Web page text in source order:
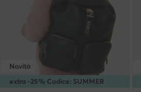
extra -25% Codice: SUMMER
Novità